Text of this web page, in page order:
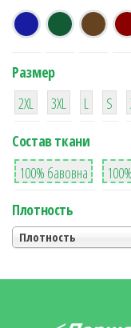
Размер
38
2XL
16
3XL
42
L
42
S
Состав ткани
8
100% бавовна
36
Плотность
Плотность